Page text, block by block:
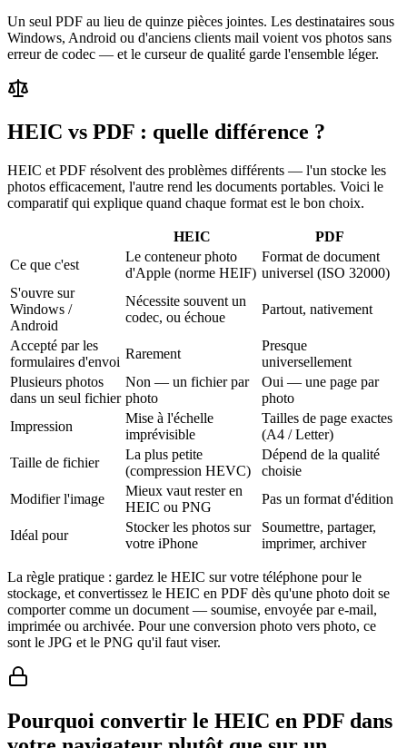
Un seul PDF au lieu de quinze pièces jointes. Les destinataires sous
Windows, Android ou d'anciens clients mail voient vos photos sans
erreur de codec — et le curseur de qualité garde l'ensemble léger.
HEIC vs PDF : quelle différence ?
HEIC et PDF résolvent des problèmes différents — l'un stocke les
photos efficacement, l'autre rend les documents portables. Voici le
comparatif qui explique quand chaque format est le bon choix.
HEIC
PDF
Ce que c'est
Le conteneur photo
d'Apple (norme HEIF)
Format de document
universel (ISO 32000)
S'ouvre sur
Windows /
Android
Nécessite souvent un
codec, ou échoue
Partout, nativement
Accepté par les
formulaires d'envoi
Rarement
Presque
universellement
Plusieurs photos
dans un seul fichier
Non — un fichier par
photo
Oui — une page par
photo
Impression
Mise à l'échelle
imprévisible
Tailles de page exactes
(A4 / Letter)
Taille de fichier
La plus petite
(compression HEVC)
Dépend de la qualité
choisie
Modifier l'image
Mieux vaut rester en
HEIC ou PNG
Pas un format d'édition
Idéal pour
Stocker les photos sur
votre iPhone
Soumettre, partager,
imprimer, archiver
La règle pratique : gardez le HEIC sur votre téléphone pour le
stockage, et convertissez le HEIC en PDF dès qu'une photo doit se
comporter comme un document — soumise, envoyée par e-mail,
imprimée ou archivée. Pour une conversion photo vers photo, ce
sont le JPG et le PNG qu'il faut viser.
Pourquoi convertir le HEIC en PDF dans